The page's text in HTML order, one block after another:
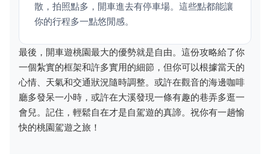
散，拍照點多，開車進去有停車場。這些點都能讓
你的行程多一點悠閒感。
最後，開車遊桃園最大的優勢就是自由。這份攻略給了你
一個紮實的框架和許多實用的細節，但你可以根據當天的
心情、天氣和交通狀況隨時調整。或許在觀音的海邊咖啡
廳多發呆一小時，或許在大溪發現一條有趣的巷弄多逛一
會兒。記住，輕鬆自在才是自駕遊的真諦。祝你有一趟愉
快的桃園駕遊之旅！